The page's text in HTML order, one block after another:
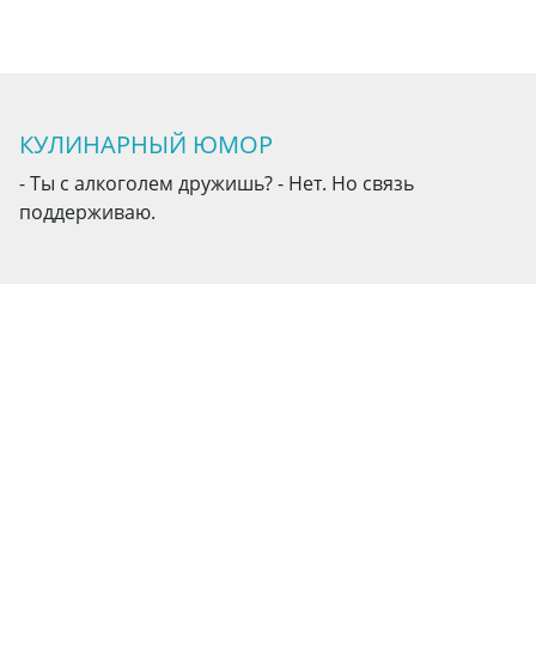
КУЛИНАРНЫЙ ЮМОР
- Ты с алкоголем дружишь? - Нет. Но связь
поддерживаю.